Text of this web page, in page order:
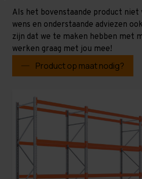
Als het bovenstaande product niet
wens en onderstaande adviezen
zijn dat we te maken hebben met
werken graag met jou mee!
Product op maat nodig?